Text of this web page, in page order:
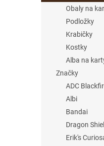
Obaly na
Podložky
Krabičky
Kostky
Alba na
Značky
ADC
Albi
Bandai
Dragon
Erik's